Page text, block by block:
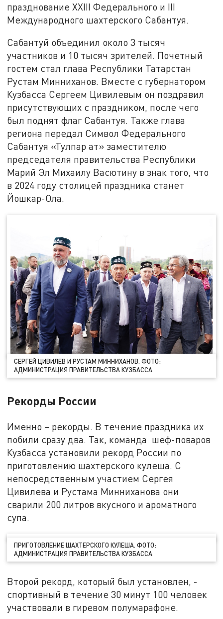
празднование XXIII Федерального и III
Международного шахтерского Сабантуя.
Сабантуй объединил около 3 тысяч
участников и 10 тысяч зрителей. Почетный
гостем стал глава Республики Татарстан
Рустам Минниханов. Вместе с губернатором
Кузбасса Сергеем Цивилевым он поздравил
присутствующих с праздником, после чего
был поднят флаг Сабантуя. Также глава
региона передал Символ Федерального
Сабантуя «Тулпар ат» заместителю
председателя правительства Республики
Марий Эл Михаилу Васютину в знак того, что
в 2024 году столицей праздника станет
Йошкар-Ола.
СЕРГЕЙ ЦИВИЛЕВ И РУСТАМ МИННИХАНОВ. ФОТО:
АДМИНИСТРАЦИЯ ПРАВИТЕЛЬСТВА КУЗБАССА
Рекорды России
Именно – рекорды. В течение праздника их
побили сразу два. Так, команда шеф-поваров
Кузбасса установили рекорд России по
приготовлению шахтерского кулеша. С
непосредственным участием Сергея
Цивилева и Рустама Минниханова они
сварили 200 литров вкусного и ароматного
супа.
ПРИГОТОВЛЕНИЕ ШАХТЕРСКОГО КУЛЕША. ФОТО:
АДМИНИСТРАЦИЯ ПРАВИТЕЛЬСТВА КУЗБАССА
Второй рекорд, который был установлен, -
спортивный в течение 30 минут 100 человек
участвовали в гиревом полумарафоне.